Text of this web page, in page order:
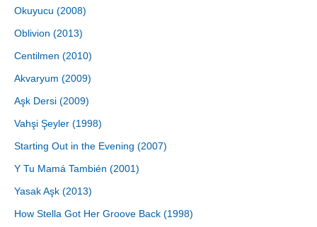
Okuyucu (2008)
Oblivion (2013)
Centilmen (2010)
Akvaryum (2009)
Aşk Dersi (2009)
Vahşi Şeyler (1998)
Starting Out in the Evening (2007)
Y Tu Mamá También (2001)
Yasak Aşk (2013)
How Stella Got Her Groove Back (1998)